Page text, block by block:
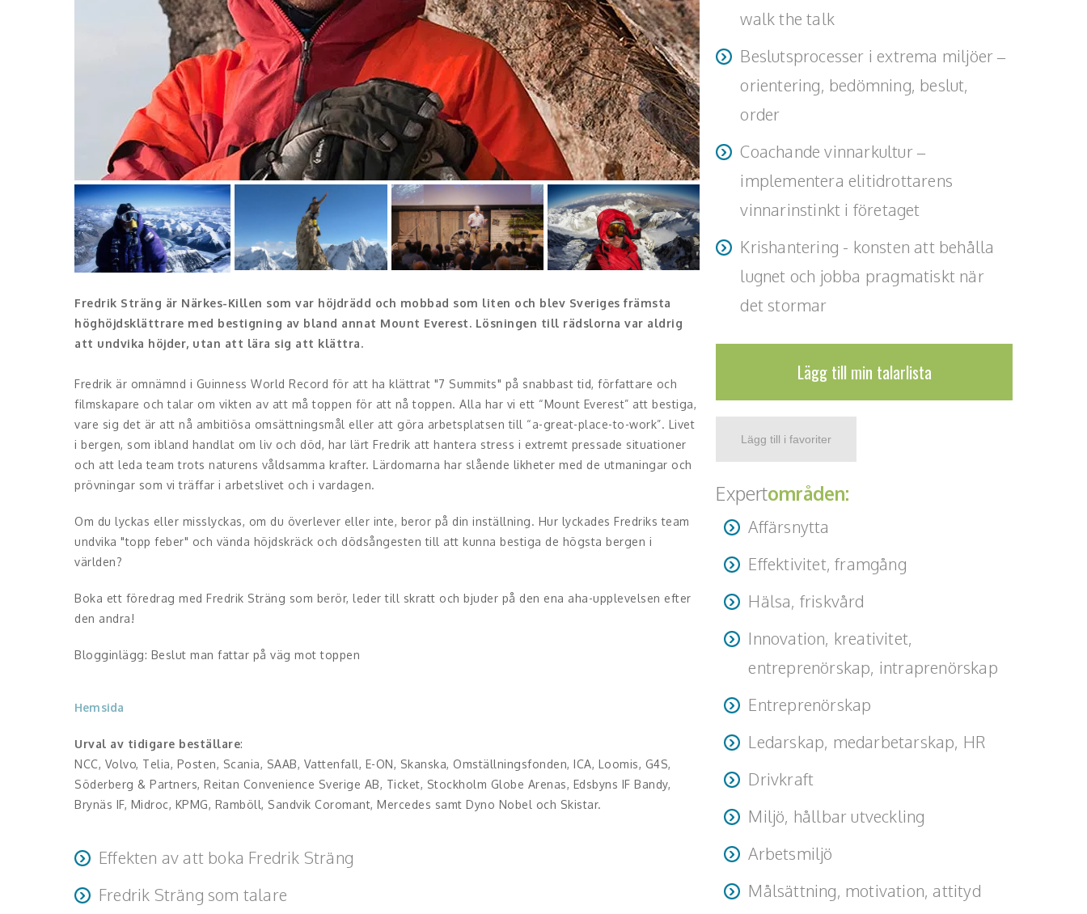
Fredrik Sträng är Närkes-Killen som var höjdrädd och mobbad som liten och blev Sveriges främsta
höghöjdsklättrare med bestigning av bland annat Mount Everest. Lösningen till rädslorna var aldrig
att undvika höjder, utan att lära sig att klättra.
Fredrik är omnämnd i Guinness World Record för att ha klättrat "7 Summits" på snabbast tid, författare och
filmskapare och talar om vikten av att må toppen för att nå toppen. Alla har vi ett “Mount Everest” att bestiga,
vare sig det är att nå ambitiösa omsättningsmål eller att göra arbetsplatsen till “a-great-place-to-work”. Livet
i bergen, som ibland handlat om liv och död, har lärt Fredrik att hantera stress i extremt pressade situationer
och att leda team trots naturens våldsamma krafter. Lärdomarna har slående likheter med de utmaningar och
prövningar som vi träffar i arbetslivet och i vardagen.
Om du lyckas eller misslyckas, om du överlever eller inte, beror på din inställning. Hur lyckades Fredriks team
undvika "topp feber" och vända höjdskräck och dödsångesten till att kunna bestiga de högsta bergen i
världen?
Boka ett föredrag med Fredrik Sträng som berör, leder till skratt och bjuder på den ena aha-upplevelsen efter
den andra!
Blogginlägg: Beslut man fattar på väg mot toppen
Hemsida
Urval av tidigare beställare:
NCC, Volvo, Telia, Posten, Scania, SAAB, Vattenfall, E-ON, Skanska, Omställningsfonden, ICA, Loomis, G4S,
Söderberg & Partners, Reitan Convenience Sverige AB, Ticket, Stockholm Globe Arenas, Edsbyns IF Bandy,
Brynäs IF, Midroc, KPMG, Ramböll, Sandvik Coromant, Mercedes samt Dyno Nobel och Skistar.
Effekten av att boka Fredrik Sträng
Du får energi, handlingskraft och effektiva verktyg till att gå från idé till verklighet.
Fredrik Sträng som talare
walk the talk
Beslutsprocesser i extrema miljöer –
orientering, bedömning, beslut,
order
Coachande vinnarkultur –
implementera elitidrottarens
vinnarinstinkt i företaget
Krishantering - konsten att behålla
lugnet och jobba pragmatiskt när
det stormar
Lägg till min talarlista
Expertområden:
Affärsnytta
Effektivitet, framgång
Hälsa, friskvård
Innovation, kreativitet,
entreprenörskap, intraprenörskap
Entreprenörskap
Ledarskap, medarbetarskap, HR
Drivkraft
Miljö, hållbar utveckling
Arbetsmiljö
Målsättning, motivation, attityd